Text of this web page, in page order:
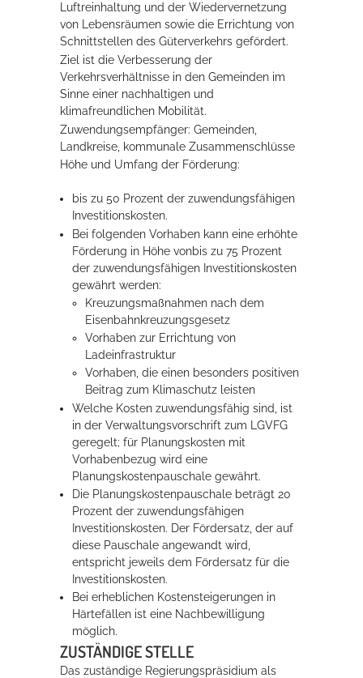
Service
Konzerte, Tagungen und vieles mehr
Die Stadthalle Hockenheim bietet den perfekten Standort für Events
mehr dazu...
Erleben in Hockenheim
Spaß unter prickelnden Wasserfällen, das rauschende Meer im
Wellenbecken oder doch lieber die pure Entspannung auf der
Sprudelliege im Solebecken?
Luftreinhaltung und der Wiedervernetzung
von Lebensräumen sowie die Errichtung von
Schnittstellen des Güterverkehrs gefördert.
Ziel ist die Verbesserung der
Verkehrsverhältnisse in den Gemeinden im
Sinne einer nachhaltigen und
klimafreundlichen Mobilität.
Zuwendungsempfänger: Gemeinden,
Landkreise, kommunale Zusammenschlüsse
Höhe und Umfang der Förderung:
bis zu 50 Prozent der zuwendungsfähigen
Investitionskosten.
Bei folgenden Vorhaben kann eine erhöhte
Förderung in Höhe vonbis zu 75 Prozent
der zuwendungsfähigen Investitionskosten
gewährt werden:
Kreuzungsmaßnahmen nach dem
Eisenbahnkreuzungsgesetz
Vorhaben zur Errichtung von
Ladeinfrastruktur
Vorhaben, die einen besonders positiven
Beitrag zum Klimaschutz leisten
Welche Kosten zuwendungsfähig sind, ist
in der Verwaltungsvorschrift zum LGVFG
geregelt; für Planungskosten mit
Vorhabenbezug wird eine
Planungskostenpauschale gewährt.
Die Planungskostenpauschale beträgt 20
Prozent der zuwendungsfähigen
Investitionskosten. Der Fördersatz, der auf
diese Pauschale angewandt wird,
entspricht jeweils dem Fördersatz für die
Investitionskosten.
Bei erheblichen Kostensteigerungen in
Härtefällen ist eine Nachbewilligung
möglich.
ZUSTÄNDIGE STELLE
Das zuständige Regierungspräsidium als